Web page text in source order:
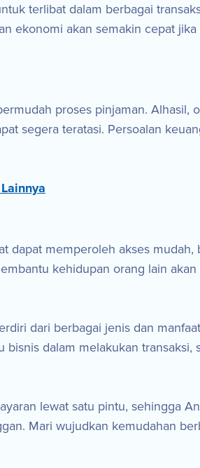
terlibat dalam berbagai
ekonomi akan semakin cepat
proses pinjaman. Alhasil,
segera teratasi. Persoalan
dapat memperoleh akses
kehidupan orang lain
dari berbagai jenis dan
dalam melakukan transaksi,
lewat satu pintu, sehingga
Mari wujudkan kemudahan